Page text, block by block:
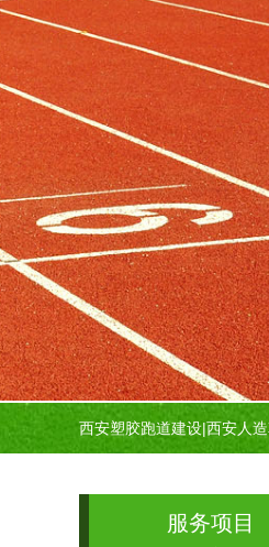
西安塑胶跑道建设|西安人
服务项目